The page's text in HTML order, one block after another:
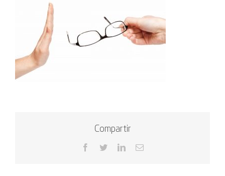
Compartir
Facebook
TwitterLinkedInCorreo